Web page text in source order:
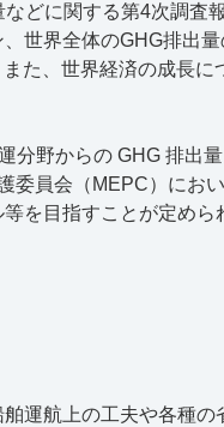
どに関する第4次調査
世界全体のGHG排出
た、世界経済の成長に
分野からの GHG 排出
員会（MEPC）にお
を目指すことが定めら
運航上の工夫や各種の